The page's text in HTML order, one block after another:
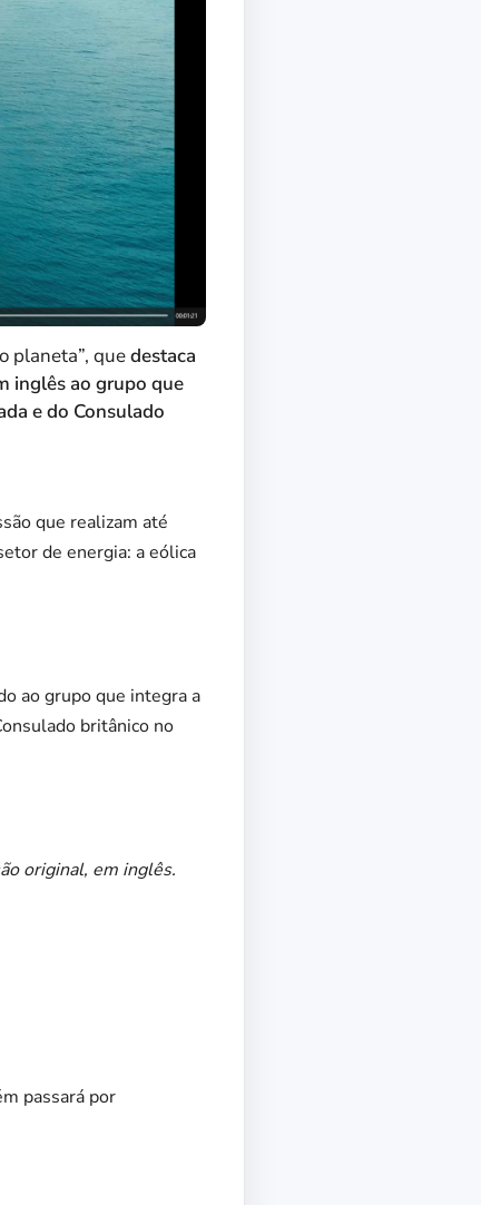
planeta”, quedestaca
inglês ao grupo que
e do Consulado
que realizam até
de energia: a eólica
ao grupo que integra a
britânico no
original, em inglês.
passará por